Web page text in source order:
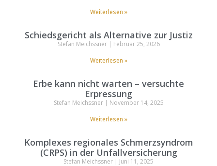
Weiterlesen »
Schiedsgericht als Alternative zur Justiz
Stefan Meichssner
Februar 25, 2026
Weiterlesen »
Erbe kann nicht warten – versuchte
Erpressung
Stefan Meichssner
November 14, 2025
Weiterlesen »
Komplexes regionales Schmerzsyndrom
(CRPS) in der Unfallversicherung
Stefan Meichssner
Juni 11, 2025